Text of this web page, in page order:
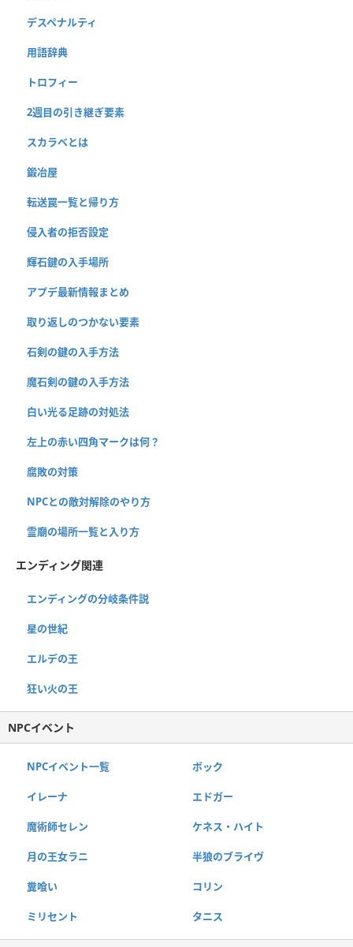
デスペナルティ
用語辞典
トロフィー
2週目の引き継ぎ要素
スカラベとは
鍛冶屋
転送罠一覧と帰り方
侵入者の拒否設定
輝石鍵の入手場所
アプデ最新情報まとめ
取り返しのつかない要素
石剣の鍵の入手方法
魔石剣の鍵の入手方法
白い光る足跡の対処法
左上の赤い四角マークは何？
腐敗の対策
NPCとの敵対解除のやり方
霊廟の場所一覧と入り方
エンディング関連
エンディングの分岐条件説
星の世紀
エルデの王
狂い火の王
NPCイベント
NPCイベント一覧 ボック
イレーナ エドガー
魔術師セレン ケネス・ハイト
月の王女ラニ 半狼のブライヴ
糞喰い コリン
ミリセント タニス